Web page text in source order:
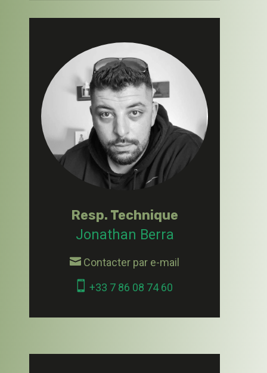
Resp. Technique
Jonathan Berra
 Contacter par e-mail
 +33 7 86 08 74 60